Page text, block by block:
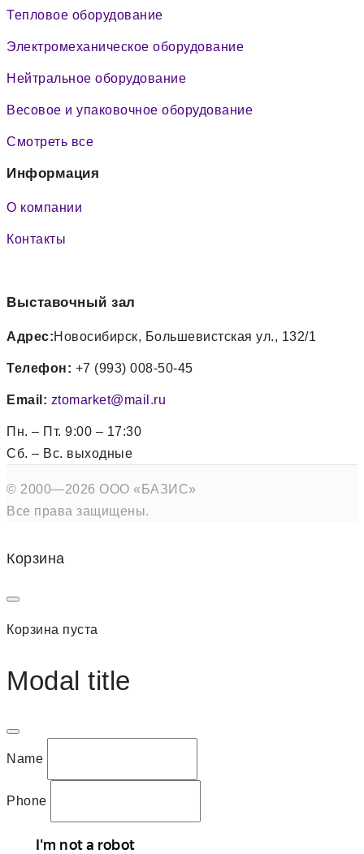
Тепловое оборудование
Электромеханическое оборудование
Нейтральное оборудование
Весовое и упаковочное оборудование
Смотреть все
Информация
О компании
Контакты
Выставочный зал
Адрес:Новосибирск, Большевистская ул., 132/1
Телефон: +7 (993) 008-50-45
Email: ztomarket@mail.ru
Пн. – Пт. 9:00 – 17:30
Сб. – Вс. выходные
© 2000—2026 ООО «БАЗИС»
Все права защищены.
Корзина
Корзина пуста
Modal title
Name
Phone